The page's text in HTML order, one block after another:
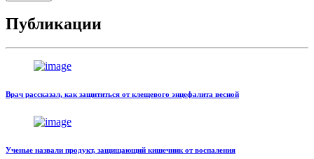
Публикации
Врач рассказал, как защититься от клещевого энцефалита весной
Ученые назвали продукт, защищающий кишечник от воспаления